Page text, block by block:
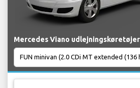
Mercedes Viano